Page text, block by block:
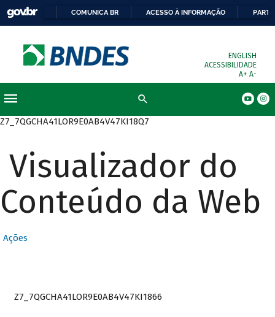
COMUNICA BR ACESSO À INFORMAÇÃO
ENGLISH
ACESSIBILIDADE
A+ A-
Z7_7QGCHA41LOR9E0AB4V47KI18Q7
Visualizador do
Conteúdo da Web
Ações
Z7_7QGCHA41LOR9E0AB4V47KI1866